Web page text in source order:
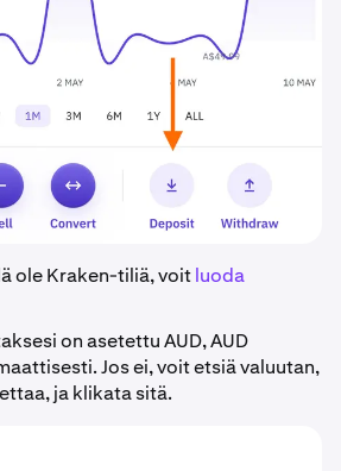
ole Kraken-tiliä, voitluoda
on asetettu AUD, AUD
Jos ei, voit etsiä valuutan,
ja klikata sitä.